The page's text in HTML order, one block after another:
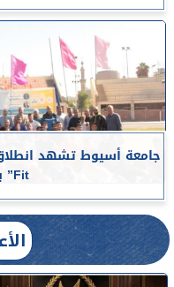
Fit” بالتعاون مع...